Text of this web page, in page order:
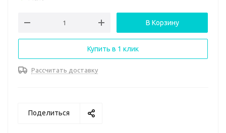
В Корзину
Купить в 1 клик
Рассчитать доставку
Поделиться